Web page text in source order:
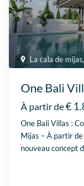
La cala de mijas,
One Bali
À partir de€
One Bali Villas :
Mijas – À partir
nouveau concept